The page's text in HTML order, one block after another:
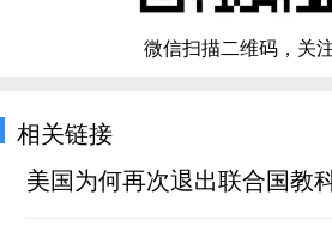
微信扫描二维码，关
相关链接
美国为何再次退出联合国教